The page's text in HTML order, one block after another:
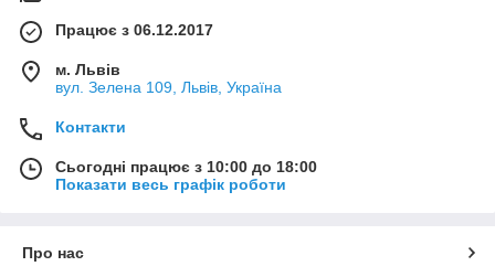
Працює з 06.12.2017
м. Львів
вул. Зелена 109, Львів, Україна
Контакти
Сьогодні працює з 10:00 до 18:00
Показати весь графік роботи
Про нас